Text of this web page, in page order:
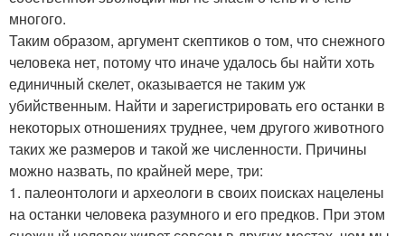
многого.
Таким образом, аргумент скептиков о том, что снежного
человека нет, потому что иначе удалось бы найти хоть
единичный скелет, оказывается не таким уж
убийственным. Найти и зарегистрировать его останки в
некоторых отношениях труднее, чем другого животного
таких же размеров и такой же численности. Причины
можно назвать, по крайней мере, три:
1. палеонтологи и археологи в своих поисках нацелены
на останки человека разумного и его предков. При этом